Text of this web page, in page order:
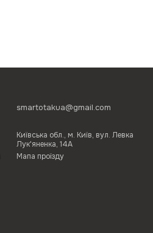
smartotakua@gmail.com
Київська обл., м. Київ, вул. Левка
Лук'яненка, 14А
Мапа проїзду